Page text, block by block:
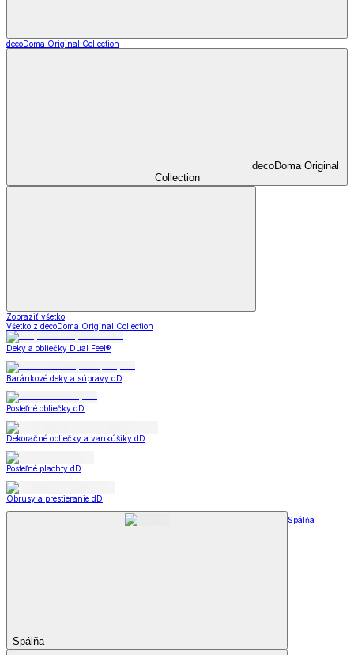
decoDoma Original Collection
decoDoma Original
Collection
Zobraziť všetko
Všetko z decoDoma Original Collection
Deky a obliečky Dual Feel®
Baránkové deky a súpravy dD
Posteľné obliečky dD
Dekoračné obliečky a vankúšiky dD
Posteľné plachty dD
Obrusy a prestieranie dD
Spálňa
Spálňa